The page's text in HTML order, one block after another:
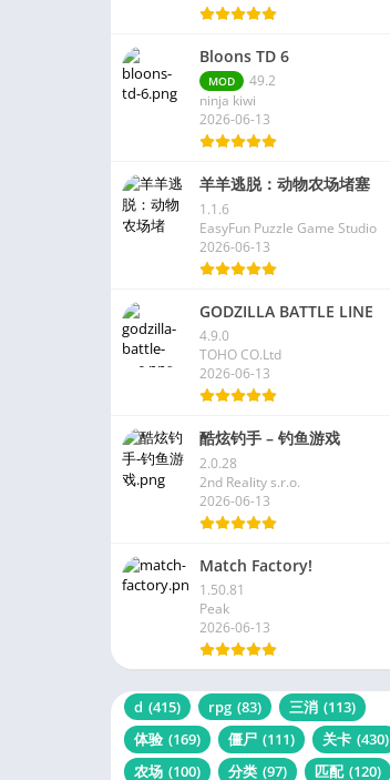
Bloons TD 6
MOD
49.2
ninja kiwi
2026-06-13
羊羊逃脱：动物农场堵塞
1.1.6
EasyFun Puzzle Game Studio
2026-06-13
GODZILLA BATTLE LINE
4.9.0
TOHO CO.Ltd
2026-06-13
酷炫钓手 – 钓鱼游戏
2.0.28
2nd Reality s.r.o.
2026-06-13
Match Factory!
1.50.81
Peak
2026-06-13
d (415) rpg (83) 三消 (113)
体验 (169) 僵尸 (111) 关卡 (430)
农场 (100) 分类 (97) 匹配 (120)